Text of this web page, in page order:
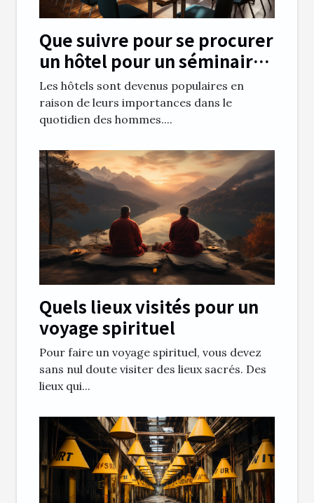
Que suivre pour se procurer
un hôtel pour un séminaire
à Clermont Ferrand
Les hôtels sont devenus populaires en
raison de leurs importances dans le
quotidien des hommes....
Quels lieux visités pour un
voyage spirituel
Pour faire un voyage spirituel, vous devez
sans nul doute visiter des lieux sacrés. Des
lieux qui...